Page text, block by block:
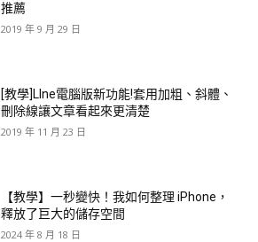
推薦
2019 年 9 月 29 日
[教學]LIne電腦版新功能!套用加粗、斜體、
刪除線讓文章看起來更清楚
2019 年 11 月 23 日
【教學】一秒變快！我如何整理 iPhone，
釋放了巨大的儲存空間
2024 年 8 月 18 日